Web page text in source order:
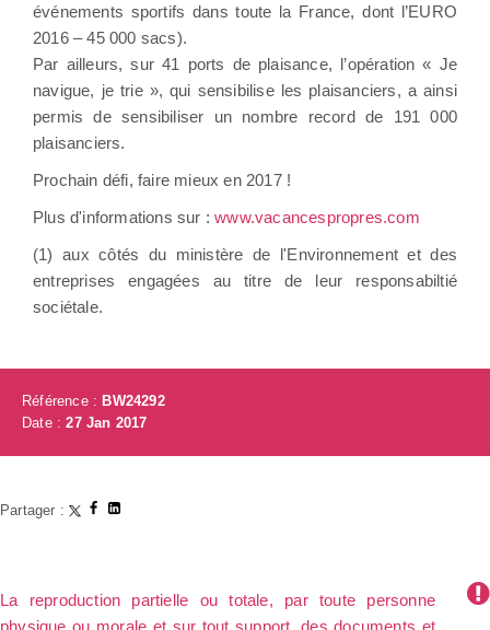
événements sportifs dans toute la France, dont l’EURO
2016 – 45 000 sacs).
Par ailleurs, sur 41 ports de plaisance, l’opération « Je
navigue, je trie », qui sensibilise les plaisanciers, a ainsi
permis de sensibiliser un nombre record de 191 000
plaisanciers.
Prochain défi, faire mieux en 2017 !
Plus d'informations sur :www.vacancespropres.com
(1) aux côtés du ministère de l'Environnement et des
entreprises engagées au titre de leur responsabiltié
sociétale.
Référence : BW24292
Date :27 Jan 2017
Partager :
La reproduction partielle ou totale, par toute personne